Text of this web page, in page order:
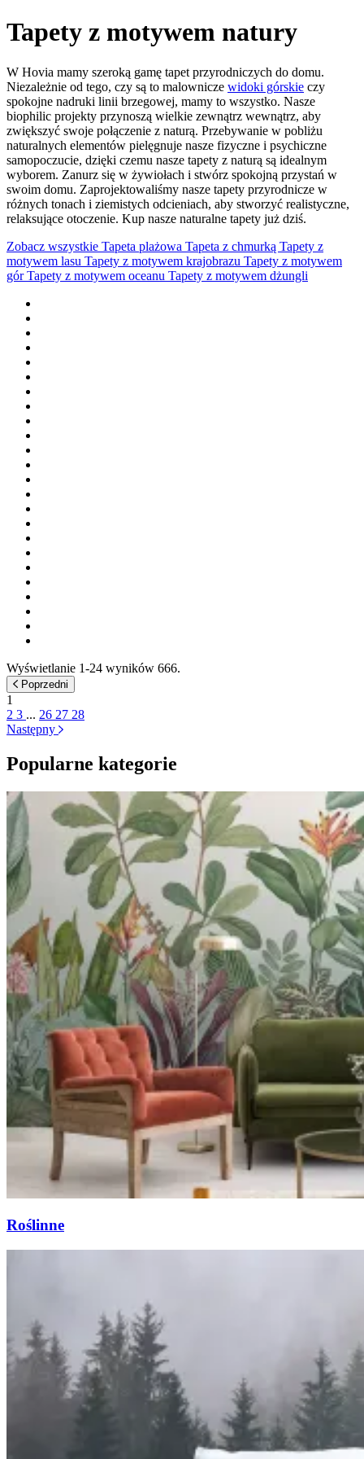
Tapety z motywem natury
W Hovia mamy szeroką gamę tapet przyrodniczych do domu.
Niezależnie od tego, czy są to malownicze widoki górskie czy
spokojne nadruki linii brzegowej, mamy to wszystko. Nasze
biophilic projekty przynoszą wielkie zewnątrz wewnątrz, aby
zwiększyć swoje połączenie z naturą. Przebywanie w pobliżu
naturalnych elementów pielęgnuje nasze fizyczne i psychiczne
samopoczucie, dzięki czemu nasze tapety z naturą są idealnym
wyborem. Zanurz się w żywiołach i stwórz spokojną przystań w
swoim domu. Zaprojektowaliśmy nasze tapety przyrodnicze w
różnych tonach i ziemistych odcieniach, aby stworzyć realistyczne,
relaksujące otoczenie. Kup nasze naturalne tapety już dziś.
Zobacz wszystkie Tapeta plażowa Tapeta z chmurką Tapety z
motywem lasu Tapety z motywem krajobrazu Tapety z motywem
górTapety z motywem oceanu Tapety z motywem dżungli
Wyświetlanie 1-24 wyników 666.
Poprzedni
1
2 3 ... 26 27 28
Następny
Popularne kategorie
Roślinne